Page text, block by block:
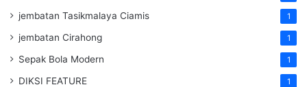
jembatan Tasikmalaya Ciamis 1
jembatan Cirahong 1
Sepak Bola Modern 1
DIKSI FEATURE 1